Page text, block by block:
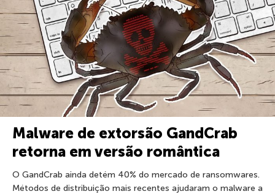
Malware de extorsão GandCrab
retorna em versão romântica
O GandCrab ainda detém 40% do mercado de ransomwares.
Métodos de distribuição mais recentes ajudaram o malware a